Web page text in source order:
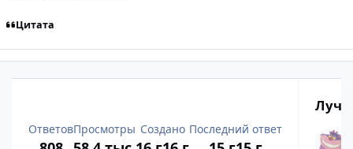
Цитата
ОтветовПросмотры Создано Последний ответ